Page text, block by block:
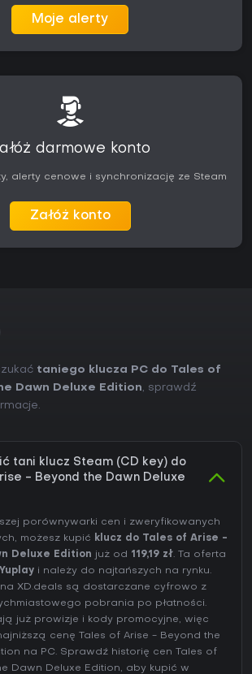
Moje alerty
darmowe konto
alerty cenowe i synchronizację ze Steam
Załóż konto
taniego klucza PC do Tales of
Dawn Deluxe Edition, sprawdź
tani klucz Steam (CD key) do
- Beyond the Dawn Deluxe
porównywarki cen i zweryfikowanych
możesz kupić klucz do Tales of Arise -
Deluxe Edition już od 119,19 zł. Ta oferta
Yuplay i należy do najtańszych na rynku.
na XD.deals są dostarczane cyfrowo z
pobrania po płatności.
już prowizje i kody promocyjne, więc
cenę Tales of Arise - Beyond the
na PC. Sprawdź historię cen Tales of
Dawn Deluxe Edition, aby kupić w